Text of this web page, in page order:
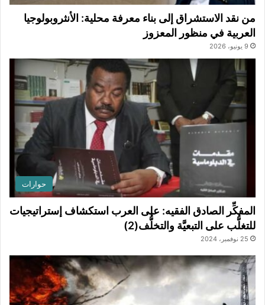
من نقد الاستشراق إلى بناء معرفة محلية: الأنثروبولوجيا
العربية في منظور المعزوز
9 يونيو، 2026
حوارات
المفكِّر الصادق الفقيه: على العرب استكشاف إستراتيجيات
للتغلُّب على التبعيَّة والتخلُّف(2)
25 نوفمبر، 2024